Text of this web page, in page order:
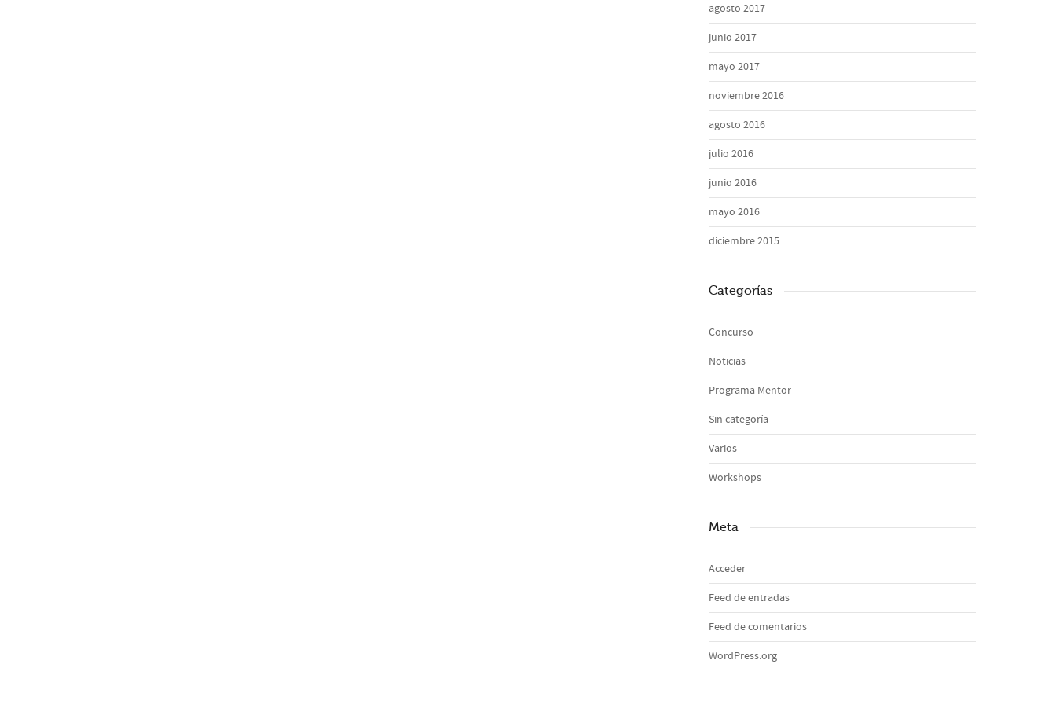
agosto 2017
junio 2017
mayo 2017
noviembre 2016
agosto 2016
julio 2016
junio 2016
mayo 2016
diciembre 2015
Categorías
Concurso
Noticias
Programa Mentor
Sin categoría
Varios
Workshops
Meta
Acceder
Feed de entradas
Feed de comentarios
WordPress.org